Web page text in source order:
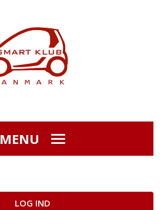
MENU
LOG IND